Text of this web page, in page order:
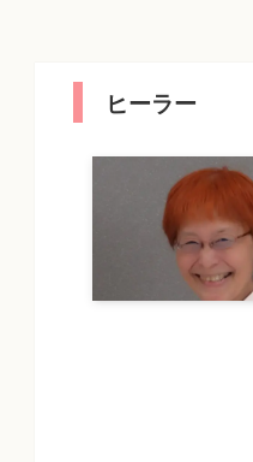
ヒーラー